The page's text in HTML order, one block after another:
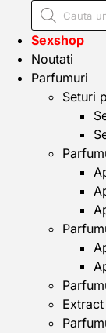
Sexshop
Noutati
Parfumuri
Seturi